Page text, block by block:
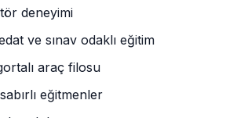
deneyimi
ve sınav odaklı eğitim
araç filosu
eğitmenler